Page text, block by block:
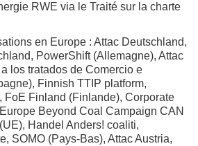
RWE via le Traité sur la charte
en Europe : Attac Deutschland,
PowerShift (Allemagne), Attac
los tratados de Comercio e
Finnish TTIP platform,
FoE Finland (Finlande), Corporate
Beyond Coal Campaign CAN
Handel Anders! coaliti,
SOMO (Pays-Bas), Attac Austria,